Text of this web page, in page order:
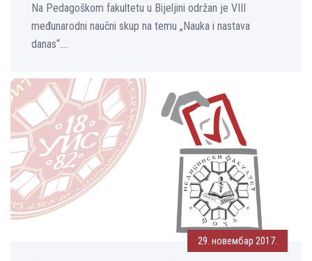
Na Pedagoškom fakultetu u Bijelјini održan je VIII
međunarodni naučni skup na temu „Nauka i nastava
danas“....
29. новембар 2017.